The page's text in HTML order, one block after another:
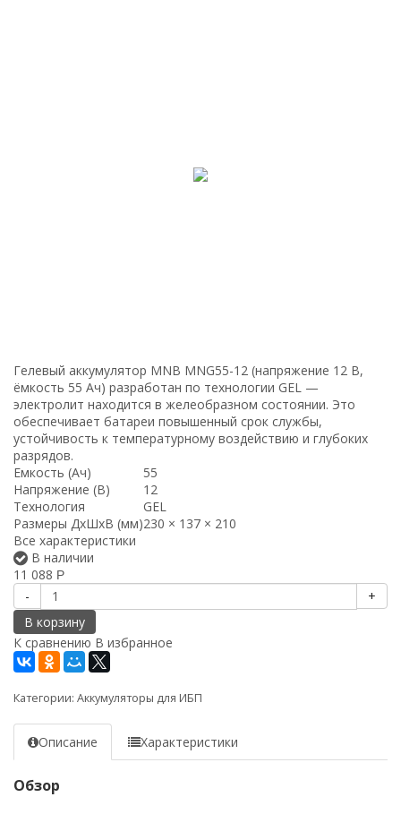
Гелевый аккумулятор MNB MNG55-12 (напряжение 12 В,
ёмкость 55 Ач) разработан по технологии GEL —
электролит находится в желеобразном состоянии. Это
обеспечивает батареи повышенный срок службы,
устойчивость к температурному воздействию и глубоких
разрядов.
Емкость (Ач)
55
Напряжение (В)
12
Технология
GEL
Размеры ДxШxВ (мм)230 × 137 × 210
Все характеристики
В наличии
11 088 Р
-
+
В корзину
К сравнению В избранное
Категории: Аккумуляторы для ИБП
Описание Характеристики
Обзор